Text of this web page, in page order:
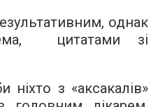
однак
цитатами зі
з «аксакалів»